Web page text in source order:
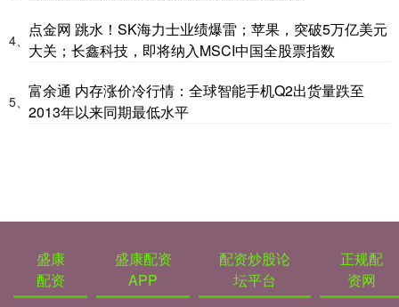
4、
点金网 跳水！SK海力士业绩爆雷；苹果，突破5万亿美元
大关；长鑫科技，即将纳入MSCI中国全股票指数
5、
富余通 内存涨价冷行情：全球智能手机Q2出货量跌至
2013年以来同期最低水平
盛康
配资
盛康配资
APP
配资炒股论
坛平台
正规配
资网